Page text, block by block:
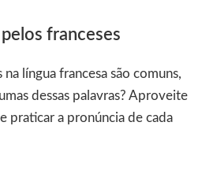
franceses
língua francesa são comuns,
dessas palavras? Aproveite
praticar a pronúncia de cada